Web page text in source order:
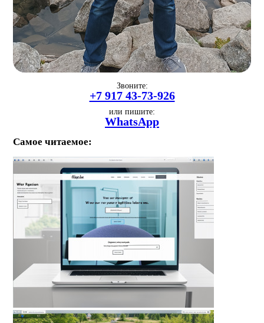
Звоните:
+7 917 43-73-926
или пишите:
WhatsApp
Самое читаемое: